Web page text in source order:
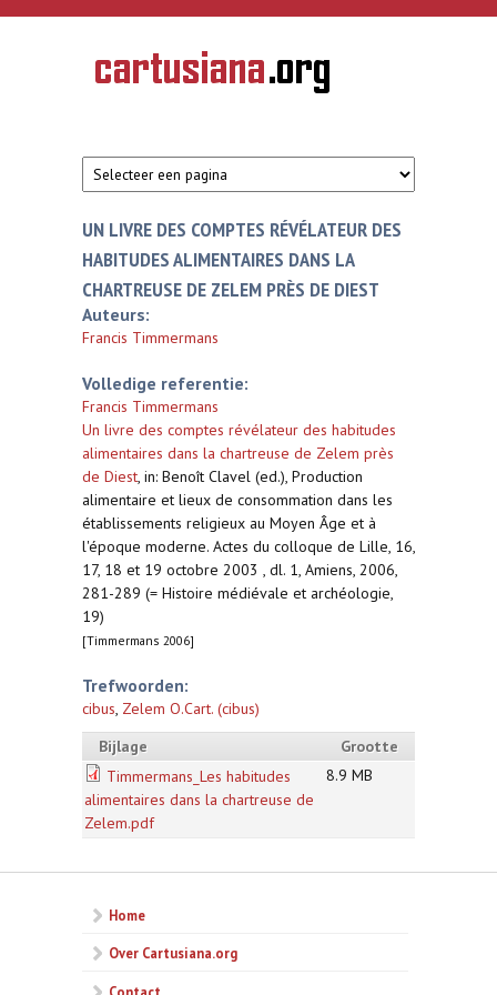
Overslaan en naar de inhoud gaan
CARTUSIANA
Geschiedenis
van de
UN LIVRE DES COMPTES RÉVÉLATEUR DES
HABITUDES ALIMENTAIRES DANS LA
CHARTREUSE DE ZELEM PRÈS DE DIEST
Auteurs:
Francis Timmermans
Volledige referentie:
Francis Timmermans
Un livre des comptes révélateur des habitudes
alimentaires dans la chartreuse de Zelem près
de Diest, in: Benoît Clavel (ed.), Production
alimentaire et lieux de consommation dans les
établissements religieux au Moyen Âge et à
l'époque moderne. Actes du colloque de Lille, 16,
17, 18 et 19 octobre 2003 , dl. 1, Amiens, 2006,
281-289 (= Histoire médiévale et archéologie,
19)
[Timmermans 2006]
Trefwoorden:
cibus, Zelem O.Cart. (cibus)
Bijlage
Grootte
Timmermans_Les habitudes
alimentaires dans la chartreuse de
Zelem.pdf
8.9 MB
Home
Over Cartusiana.org
Contact